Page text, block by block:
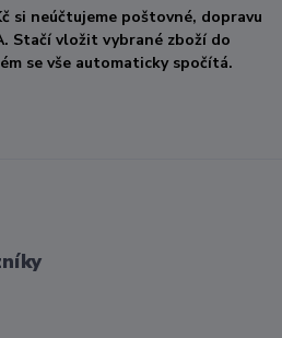
si neúčtujeme poštovné, dopravu
Stačí vložit vybrané zboží do
se vše automaticky spočítá.